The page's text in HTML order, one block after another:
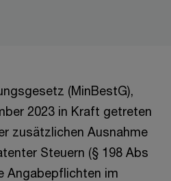
(MinBestG),
2023 in Kraft getreten
zusätzlichen Ausnahme
Steuern (§ 198 Abs
Angabepflichten im